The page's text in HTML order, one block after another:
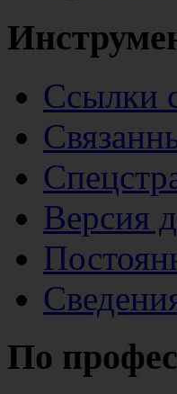
Ссылки
Версия
По